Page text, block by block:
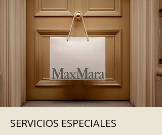
SERVICIOS ESPECIALES